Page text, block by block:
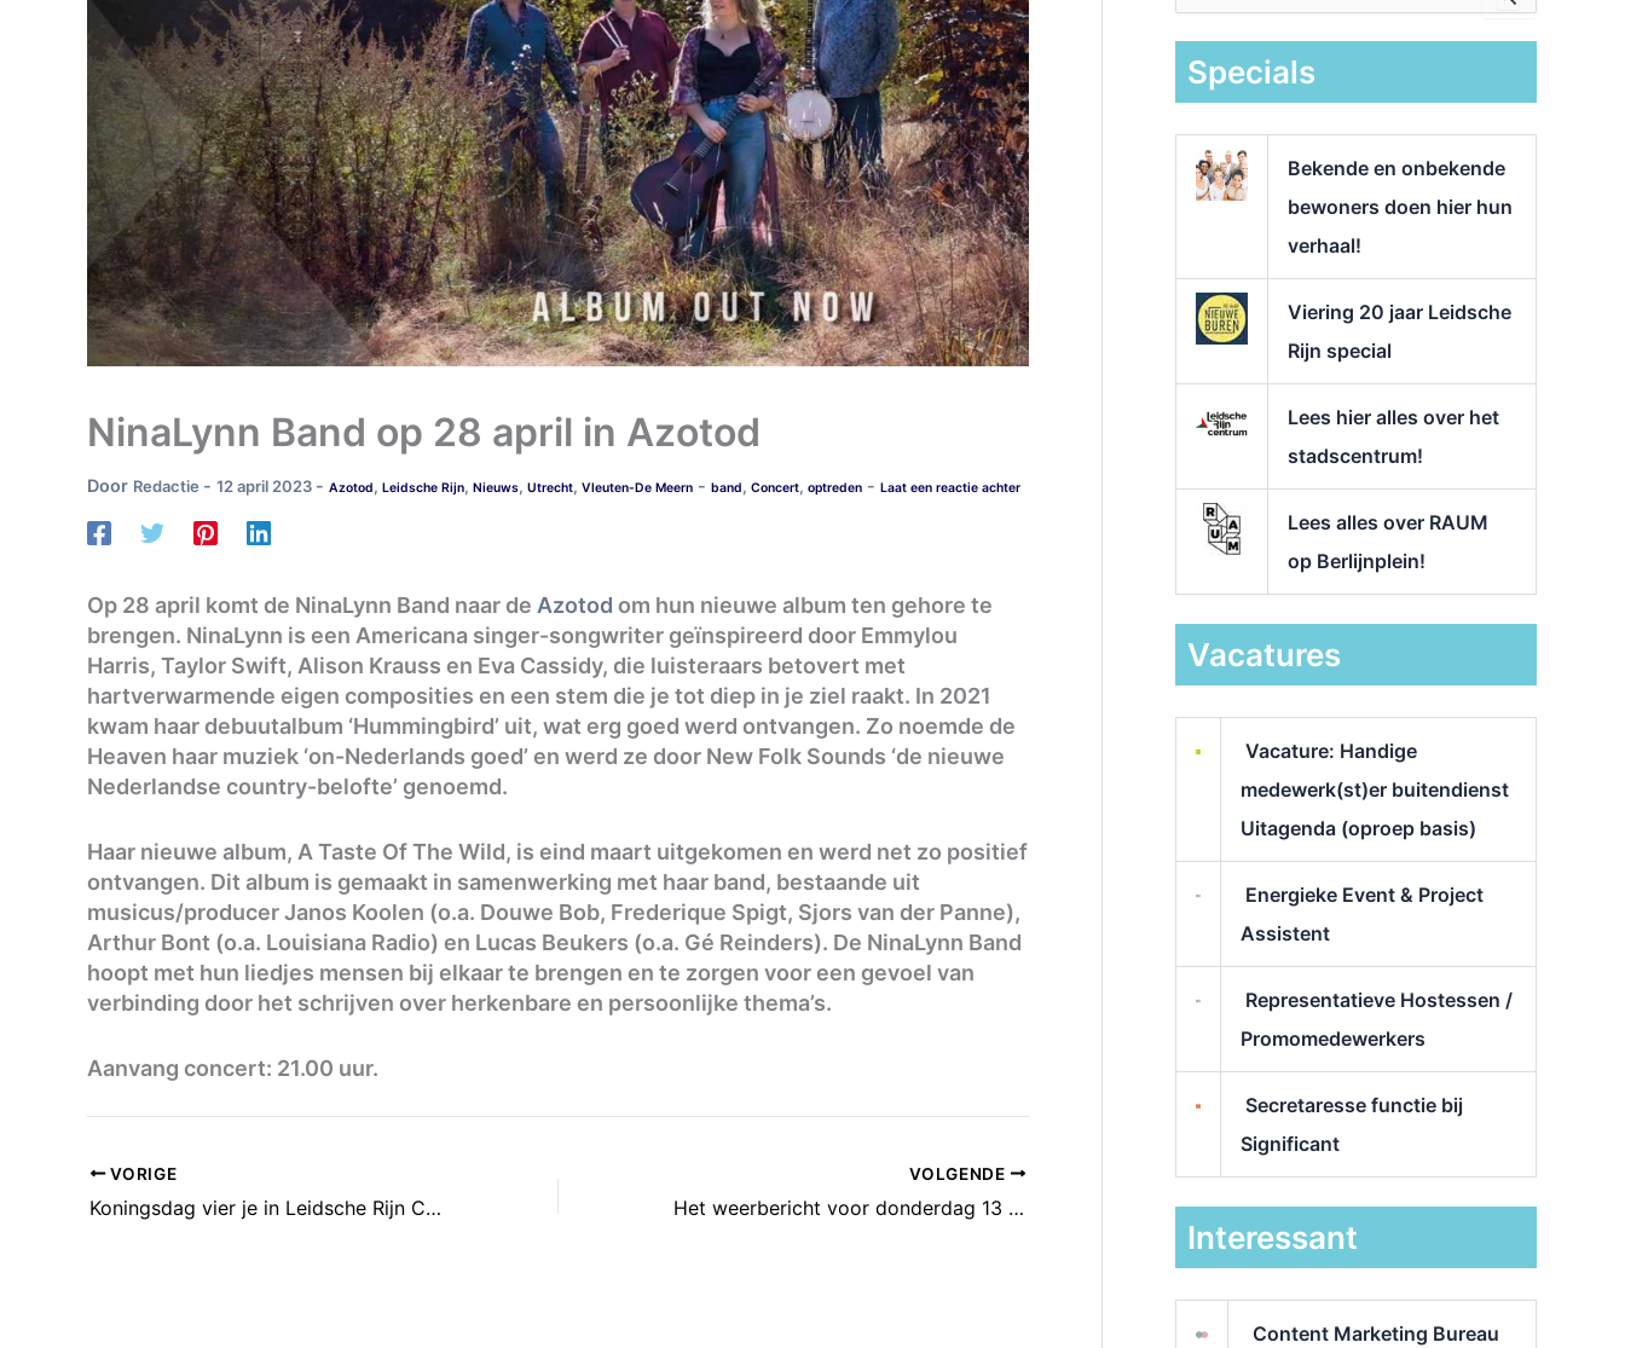
NinaLynn Band op 28 april in Azotod
Door Redactie - 12 april 2023 - Azotod, Leidsche Rijn, Nieuws, Utrecht, Vleuten-De Meern - band, Concert, optreden - Laat een reactie achter
Op 28 april komt de NinaLynn Band naar de Azotod om hun nieuwe album ten gehore te
brengen. NinaLynn is een Americana singer-songwriter geïnspireerd door Emmylou
Harris, Taylor Swift, Alison Krauss en Eva Cassidy, die luisteraars betovert met
hartverwarmende eigen composities en een stem die je tot diep in je ziel raakt. In 2021
kwam haar debuutalbum ‘Hummingbird’ uit, wat erg goed werd ontvangen. Zo noemde de
Heaven haar muziek ‘on-Nederlands goed’ en werd ze door New Folk Sounds ‘de nieuwe
Nederlandse country-belofte’ genoemd.
Haar nieuwe album, A Taste Of The Wild, is eind maart uitgekomen en werd net zo positief
ontvangen. Dit album is gemaakt in samenwerking met haar band, bestaande uit
musicus/producer Janos Koolen (o.a. Douwe Bob, Frederique Spigt, Sjors van der Panne),
Arthur Bont (o.a. Louisiana Radio) en Lucas Beukers (o.a. Gé Reinders). De NinaLynn Band
hoopt met hun liedjes mensen bij elkaar te brengen en te zorgen voor een gevoel van
verbinding door het schrijven over herkenbare en persoonlijke thema’s.
Aanvang concert: 21.00 uur.
VORIGE
Koningsdag vier je in Leidsche Rijn Centrum
VOLGENDE
Het weerbericht voor donderdag 13 april: Eerst enkele buien
k
Specials
Bekende en onbekende
bewoners doen hier hun
verhaal!
Viering 20 jaar Leidsche
Rijn special
Lees hier alles over het
stadscentrum!
Lees alles over RAUM
op Berlijnplein!
Vacatures
Vacature: Handige
medewerk(st)er buitendienst
Uitagenda (oproep basis)
Energieke Event & Project
Assistent
Representatieve Hostessen /
Promomedewerkers
Secretaresse functie bij
Significant
Interessant
Content Marketing Bureau